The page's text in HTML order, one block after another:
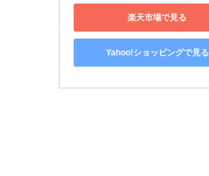
楽天市場で見る
Yahoo!ショッピングで見る